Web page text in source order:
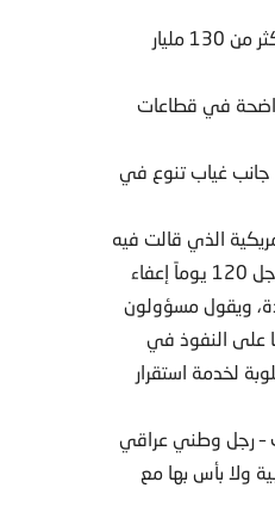
 مديونية وعجز، وفقا للعديد من المصادر الحكومية والبرلمانية، فإن مديونية العراق الخارجية بلغت أكثر من 130 مليار
واضحة في قطاعات
جانب غياب تنوع في
الذي قالت فيه
إن الوزير مايك بومبيو رحب بالحكومة الجديدة في اتصال مع الكاظمي، وأضاف أن واشنطن ستمدد لأجل 120 يوماً إعفاء
ويقول مسؤولون
على النفوذ في
لخدمة استقرار
– رجل وطني عراقي
ولا بأس بها مع